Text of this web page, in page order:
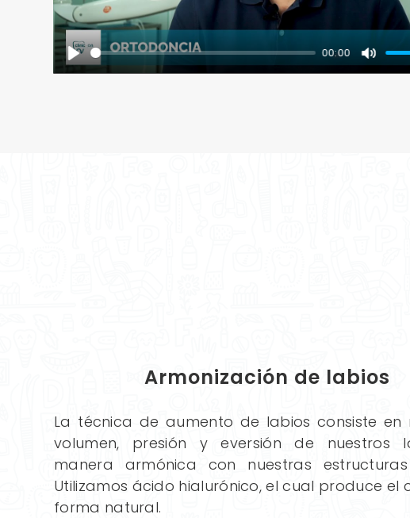
Play
00:00
Mute
Armonización de labios
La técnica de aumento de labios consiste en
volumen, presión y eversión de nuestros
manera armónica con nuestras
Utilizamos ácido hialurónico, el cual produce el
forma natural.